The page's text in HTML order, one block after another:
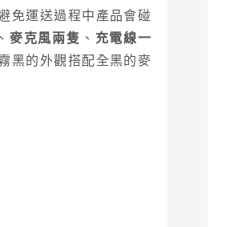
免運送過程中產品會碰
、 麥克風兩隻 、 充電線一
黑的外觀搭配全黑的麥